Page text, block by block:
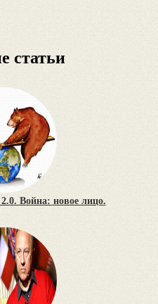
статьи
Война: новое лицо.